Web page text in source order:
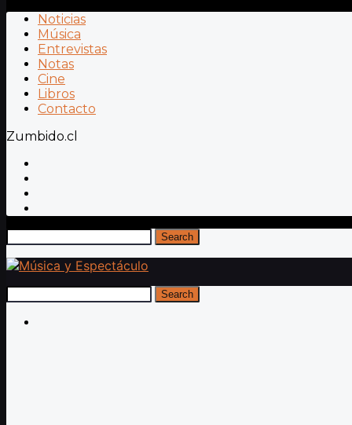
Noticias
Música
Entrevistas
Notas
Cine
Libros
Contacto
Zumbido.cl
Search
Search